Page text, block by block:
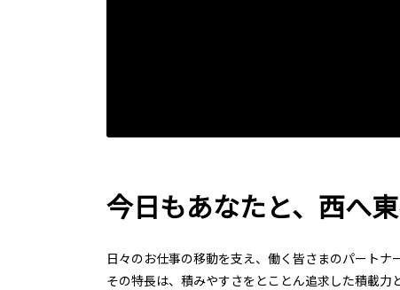
今日もあなたと、西へ東
日々のお仕事の移動を支え、働く皆さまのパートナ
その特長は、積みやすさをとことん追求した積載力